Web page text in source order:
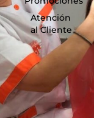
Atención
al Cliente